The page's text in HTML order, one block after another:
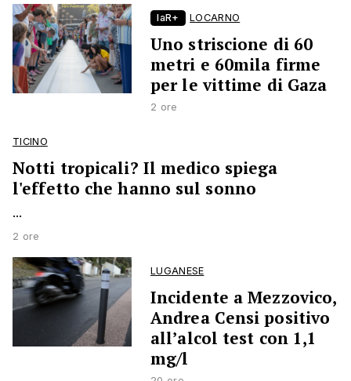
laR+ LOCARNO
Uno striscione di 60
metri e 60mila firme
per le vittime di Gaza
2 ore
TICINO
Notti tropicali? Il medico spiega
l'effetto che hanno sul sonno
...
2 ore
LUGANESE
Incidente a Mezzovico,
Andrea Censi positivo
all’alcol test con 1,1
mg/l